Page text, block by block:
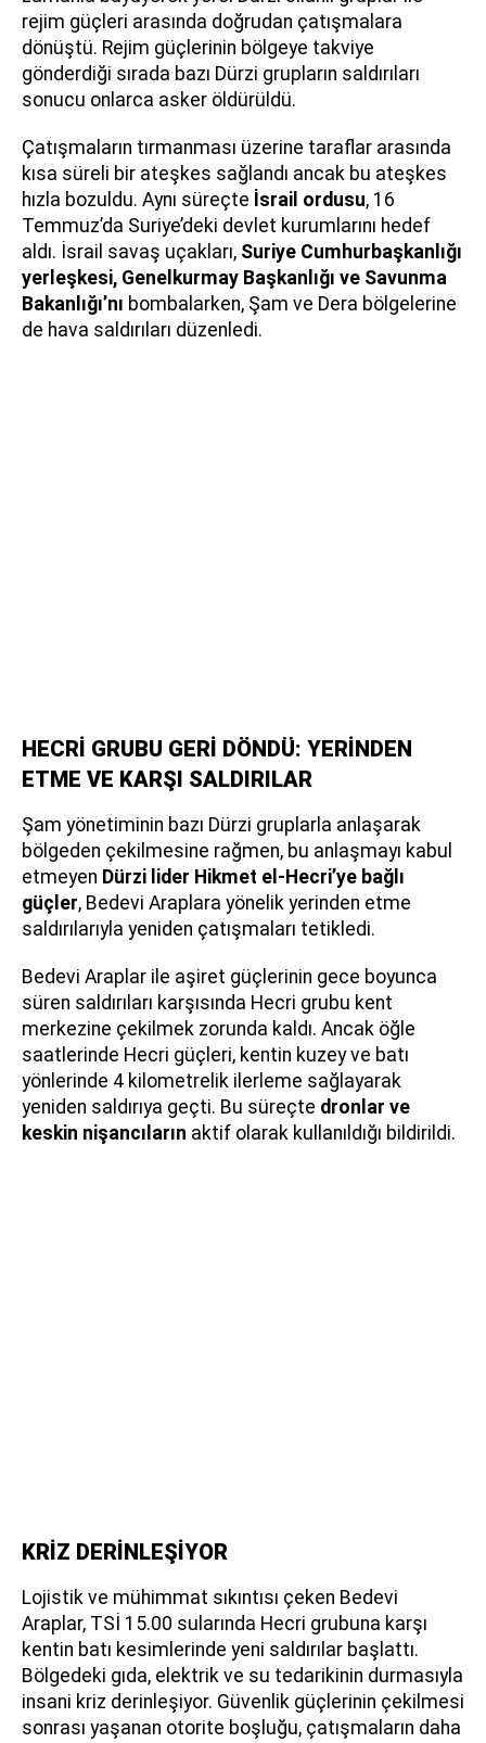
rejim güçleri arasında doğrudan çatışmalara
dönüştü. Rejim güçlerinin bölgeye takviye
gönderdiği sırada bazı Dürzi grupların saldırıları
sonucu onlarca asker öldürüldü.
Çatışmaların tırmanması üzerine taraflar arasında
kısa süreli bir ateşkes sağlandı ancak bu ateşkes
hızla bozuldu. Aynı süreçte İsrail ordusu, 16
Temmuz’da Suriye’deki devlet kurumlarını hedef
aldı. İsrail savaş uçakları, Suriye Cumhurbaşkanlığı
yerleşkesi, Genelkurmay Başkanlığı ve Savunma
Bakanlığı’nı bombalarken, Şam ve Dera bölgelerine
de hava saldırıları düzenledi.
HECRİ GRUBU GERİ DÖNDÜ: YERİNDEN
ETME VE KARŞI SALDIRILAR
Şam yönetiminin bazı Dürzi gruplarla anlaşarak
bölgeden çekilmesine rağmen, bu anlaşmayı kabul
etmeyen Dürzi lider Hikmet el-Hecri’ye bağlı
güçler, Bedevi Araplara yönelik yerinden etme
saldırılarıyla yeniden çatışmaları tetikledi.
Bedevi Araplar ile aşiret güçlerinin gece boyunca
süren saldırıları karşısında Hecri grubu kent
merkezine çekilmek zorunda kaldı. Ancak öğle
saatlerinde Hecri güçleri, kentin kuzey ve batı
yönlerinde 4 kilometrelik ilerleme sağlayarak
yeniden saldırıya geçti. Bu süreçte dronlar ve
keskin nişancıların aktif olarak kullanıldığı bildirildi.
KRİZ DERİNLEŞİYOR
Lojistik ve mühimmat sıkıntısı çeken Bedevi
Araplar, TSİ 15.00 sularında Hecri grubuna karşı
kentin batı kesimlerinde yeni saldırılar başlattı.
Bölgedeki gıda, elektrik ve su tedarikinin durmasıyla
insani kriz derinleşiyor. Güvenlik güçlerinin çekilmesi
sonrası yaşanan otorite boşluğu, çatışmaların daha